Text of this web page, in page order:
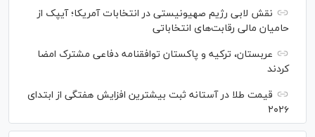
نقش لابی رژیم صهیونیستی در انتخابات آمریکا؛ آیپک از
حامیان مالی رقابت‌های انتخاباتی
عربستان، ترکیه و پاکستان توافقنامه دفاعی مشترک امضا
کردند
قیمت طلا در آستانه ثبت بیشترین افزایش هفتگی از ابتدای
۲۰۲۶